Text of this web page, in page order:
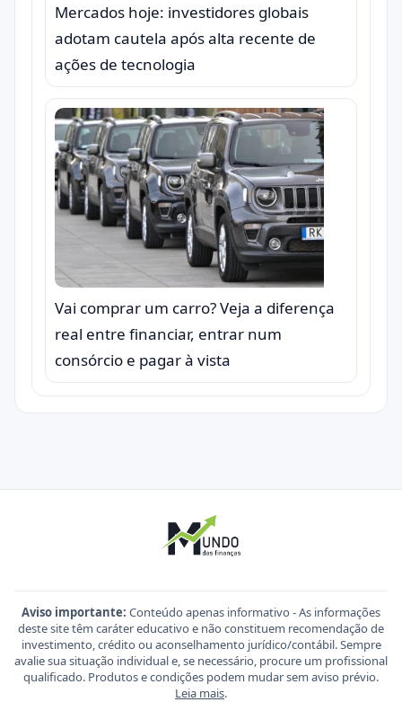
Mercados hoje: investidores globais
adotam cautela após alta recente de
ações de tecnologia
Vai comprar um carro? Veja a diferença
real entre financiar, entrar num
consórcio e pagar à vista
Aviso importante: Conteúdo apenas informativo - As informações
deste site têm caráter educativo e não constituem recomendação de
investimento, crédito ou aconselhamento jurídico/contábil. Sempre
avalie sua situação individual e, se necessário, procure um profissional
qualificado. Produtos e condições podem mudar sem aviso prévio.
Leia mais.